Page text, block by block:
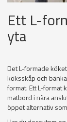
Ett L-
yta
Det L-formade
köksskåp och
format. Ett L-format
matbord i nära
öppet alternativ